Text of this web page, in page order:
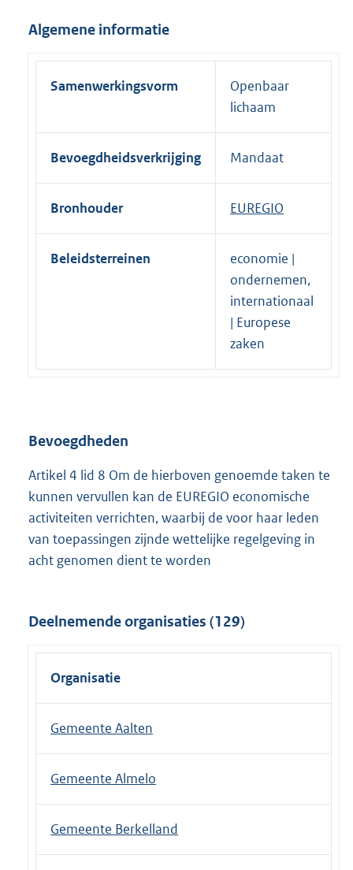
i
Algemene informatie
Samenwerkingsvorm
Openbaar
lichaam
Bevoegdheidsverkrijging Mandaat
Bronhouder EUREGIO
Beleidsterreinen
economie |
ondernemen,
internationaal
| Europese
zaken
Bevoegdheden
Artikel 4 lid 8 Om de hierboven genoemde taken te
kunnen vervullen kan de EUREGIO economische
activiteiten verrichten, waarbij de voor haar leden
van toepassingen zijnde wettelijke regelgeving in
acht genomen dient te worden
Deelnemende organisaties (129)
Organisatie
Gemeente Aalten
Gemeente Almelo
Gemeente Berkelland